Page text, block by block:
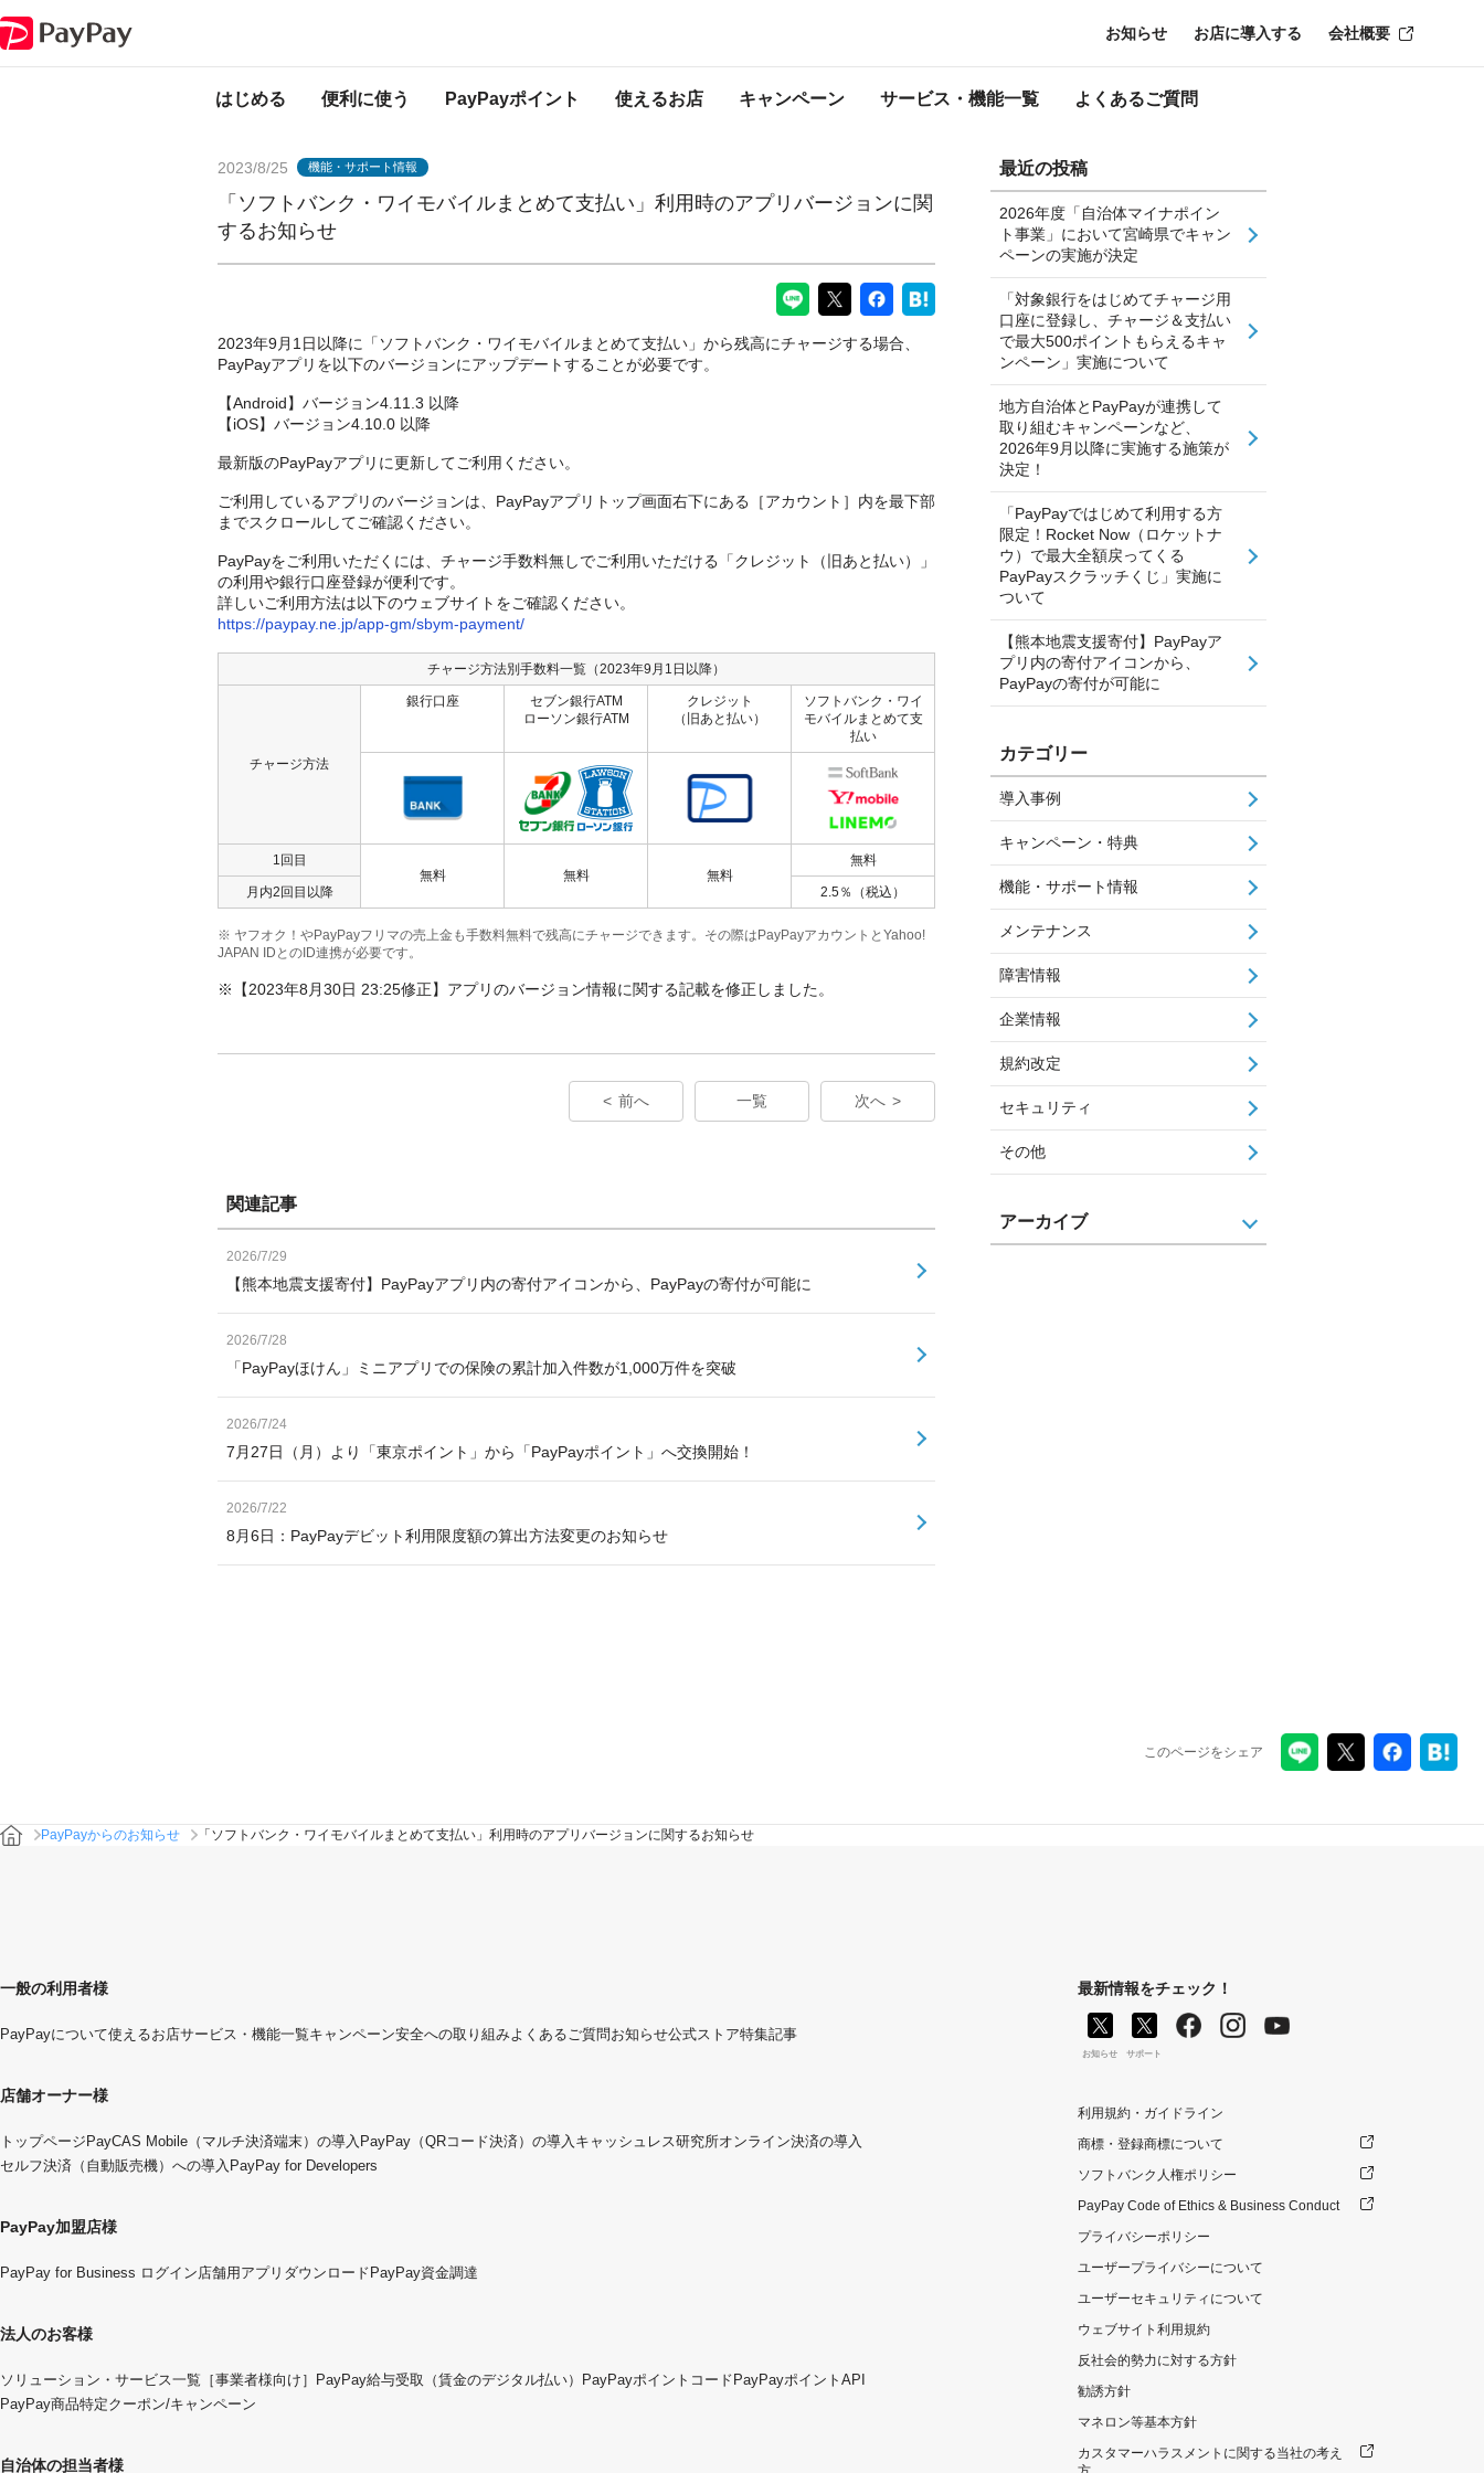
はじめる 便利に使う PayPayポイント 使えるお店 キャンペーン サービス・機能一覧 よくあるご質問
お知らせ お店に導入する 会社概要
PayPayからのお知らせ
2023/8/25 機能・サポート情報
「ソフトバンク・ワイモバイルまとめて支払い」利用時のアプリバージョンに関
するお知らせ
2023年9月1日以降に「ソフトバンク・ワイモバイルまとめて支払い」から残高にチャージする場合、
PayPayアプリを以下のバージョンにアップデートすることが必要です。
【Android】バージョン4.11.3 以降
【iOS】バージョン4.10.0 以降
最新版のPayPayアプリに更新してご利用ください。
ご利用しているアプリのバージョンは、PayPayアプリトップ画面右下にある［アカウント］内を最下部
までスクロールしてご確認ください。
PayPayをご利用いただくには、チャージ手数料無しでご利用いただける「クレジット（旧あと払い）」
の利用や銀行口座登録が便利です。
詳しいご利用方法は以下のウェブサイトをご確認ください。
https://paypay.ne.jp/app-gm/sbym-payment/
チャージ方法別手数料一覧（2023年9月1日以降）
チャージ方法
銀行口座
セブン銀行ATM
ローソン銀行ATM
クレジット
（旧あと払い）
ソフトバンク・ワイ
モバイルまとめて支
払い
1回目
無料
無料 無料
無料
月内2回目以降 2.5％（税込）
※ ヤフオク！やPayPayフリマの売上金も手数料無料で残高にチャージできます。その際はPayPayアカウントとYahoo!
JAPAN IDとのID連携が必要です。
※【2023年8月30日 23:25修正】アプリのバージョン情報に関する記載を修正しました。
前へ 一覧 次へ
関連記事
2026/7/29
【熊本地震支援寄付】PayPayアプリ内の寄付アイコンから、PayPayの寄付が可能に
2026/7/28
「PayPayほけん」ミニアプリでの保険の累計加入件数が1,000万件を突破
2026/7/24
7月27日（月）より「東京ポイント」から「PayPayポイント」へ交換開始！
2026/7/22
8月6日：PayPayデビット利用限度額の算出方法変更のお知らせ
最近の投稿
2026年度「自治体マイナポイン
ト事業」において宮崎県でキャン
ペーンの実施が決定
「対象銀行をはじめてチャージ用
口座に登録し、チャージ＆支払い
で最大500ポイントもらえるキャ
ンペーン」実施について
地方自治体とPayPayが連携して
取り組むキャンペーンなど、
2026年9月以降に実施する施策が
決定！
「PayPayではじめて利用する方
限定！Rocket Now（ロケットナ
ウ）で最大全額戻ってくる
PayPayスクラッチくじ」実施に
ついて
【熊本地震支援寄付】PayPayア
プリ内の寄付アイコンから、
PayPayの寄付が可能に
カテゴリー
導入事例
キャンペーン・特典
機能・サポート情報
メンテナンス
障害情報
企業情報
規約改定
セキュリティ
その他
アーカイブ
このページをシェア
PayPayからのお知らせ 「ソフトバンク・ワイモバイルまとめて支払い」利用時のアプリバージョンに関するお知らせ
一般の利用者様
PayPayについて使えるお店サービス・機能一覧キャンペーン安全への取り組みよくあるご質問お知らせ公式ストア特集記事
店舗オーナー様
トップページ PayCAS Mobile（マルチ決済端末）の導入 PayPay（QRコード決済）の導入 キャッシュレス研究所オンライン決済の導入
セルフ決済（自動販売機）への導入 PayPay for Developers
PayPay加盟店様
PayPay for Business ログイン 店舗用アプリダウンロード PayPay資金調達
法人のお客様
ソリューション・サービス一覧 ［事業者様向け］PayPay給与受取（賃金のデジタル払い） PayPayポイントコード PayPayポイントAPI
PayPay商品特定クーポン/キャンペーン
自治体の担当者様
最新情報をチェック！
お知らせ サポート
利用規約・ガイドライン
商標・登録商標について
ソフトバンク人権ポリシー
PayPay Code of Ethics & Business Conduct
プライバシーポリシー
ユーザープライバシーについて
ユーザーセキュリティについて
ウェブサイト利用規約
反社会的勢力に対する方針
勧誘方針
マネロン等基本方針
カスタマーハラスメントに関する当社の考え